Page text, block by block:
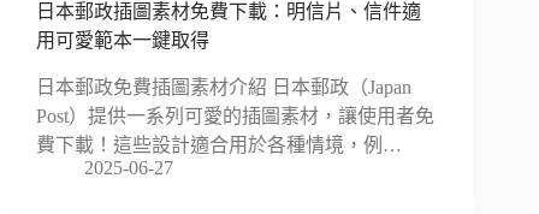
日本郵政插圖素材免費下載：明信片、信件適
用可愛範本一鍵取得
日本郵政免費插圖素材介紹 日本郵政（Japan
Post）提供一系列可愛的插圖素材，讓使用者免
費下載！這些設計適合用於各種情境，例…
2025-06-27